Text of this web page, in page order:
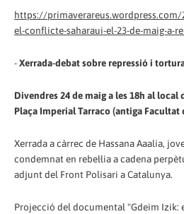
https://
el-conflicte-saharaui-el-23-de-maig-a-
-Xerrada-debat sobre repressió i
Divendres 24 de maig a les 18h al local
Plaça Imperial Tarraco (antiga Facultat
Xerrada a càrrec de Hassana Aaalia,
condemnat en rebel·lia a cadena
adjunt del Front Polisari a Catalunya.
Projecció del documental "Gdeim Izik: